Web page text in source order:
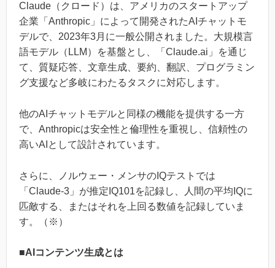
Claude（クロード）は、アメリカのスタートアップ
企業「Anthropic」によって開発されたAIチャットモ
デルで、2023年3月に一般公開されました。大規模言
語モデル（LLM）を基盤とし、「Claude.ai」を通じ
て、質疑応答、文章生成、要約、翻訳、プログラミン
グ支援など多岐にわたるタスクに対応します。
他のAIチャットモデルと同様の機能を提供する一方
で、Anthropicは安全性と倫理性を重視し、信頼性の
高いAIとして設計されています。
さらに、ノルウェー・メンサのIQテストでは
「Claude-3」が推定IQ101を記録し、人間の平均IQに
匹敵する、またはそれを上回る数値を記録していま
す。（※）
■AIコンテンツ生成とは